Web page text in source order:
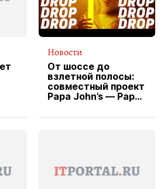
Новости
От шоссе до
взлетной полосы:
совместный проект
Papa John’s — Papa
вводит